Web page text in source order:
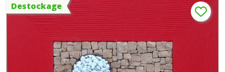
Destockage